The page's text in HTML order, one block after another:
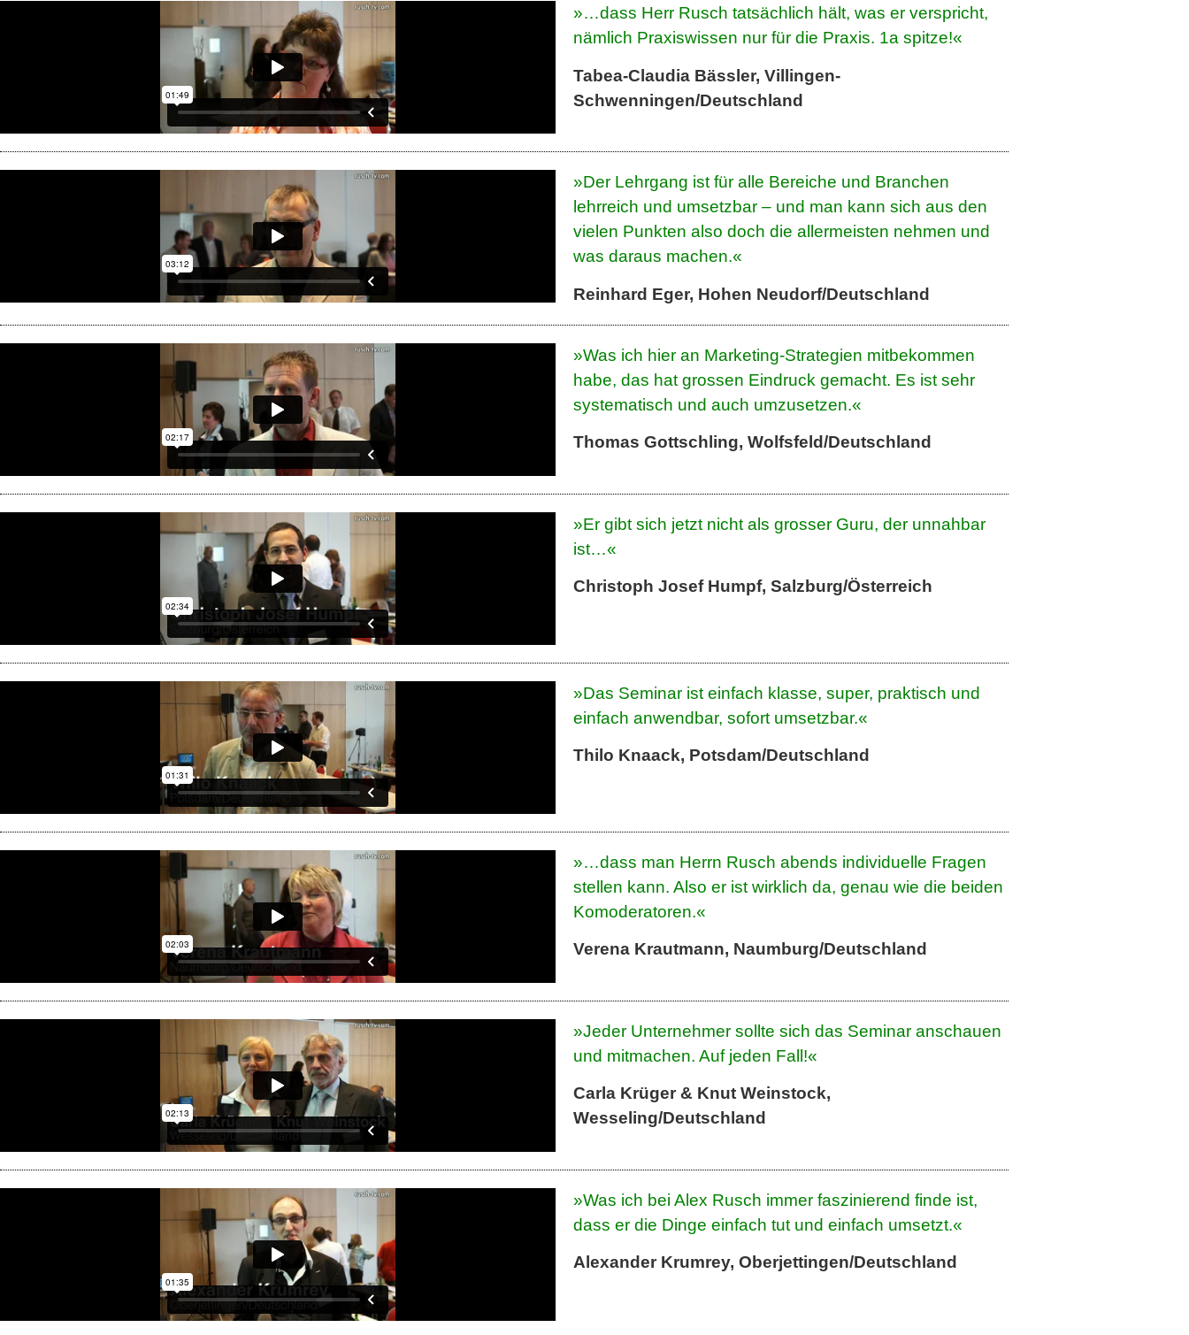
»…dass Herr Rusch tatsächlich hält, was er verspricht,
nämlich Praxiswissen nur für die Praxis. 1a spitze!«
Tabea-Claudia Bässler, Villingen-
Schwenningen/Deutschland
»Der Lehrgang ist für alle Bereiche und Branchen
lehrreich und umsetzbar – und man kann sich aus den
vielen Punkten also doch die allermeisten nehmen und
was daraus machen.«
Reinhard Eger, Hohen Neudorf/Deutschland
»Was ich hier an Marketing-Strategien mitbekommen
habe, das hat grossen Eindruck gemacht. Es ist sehr
systematisch und auch umzusetzen.«
Thomas Gottschling, Wolfsfeld/Deutschland
»Er gibt sich jetzt nicht als grosser Guru, der unnahbar
ist…«
Christoph Josef Humpf, Salzburg/Österreich
»Das Seminar ist einfach klasse, super, praktisch und
einfach anwendbar, sofort umsetzbar.«
Thilo Knaack, Potsdam/Deutschland
»…dass man Herrn Rusch abends individuelle Fragen
stellen kann. Also er ist wirklich da, genau wie die beiden
Komoderatoren.«
Verena Krautmann, Naumburg/Deutschland
»Jeder Unternehmer sollte sich das Seminar anschauen
und mitmachen. Auf jeden Fall!«
Carla Krüger & Knut Weinstock,
Wesseling/Deutschland
»Was ich bei Alex Rusch immer faszinierend finde ist,
dass er die Dinge einfach tut und einfach umsetzt.«
Alexander Krumrey, Oberjettingen/Deutschland